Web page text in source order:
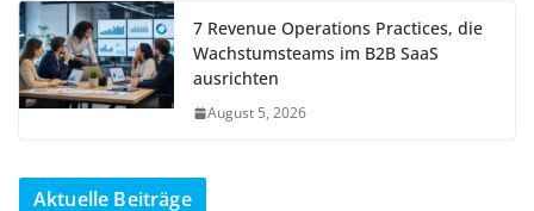
7 Revenue Operations Practices, die
Wachstumsteams im B2B SaaS
ausrichten
August 5, 2026
Aktuelle Beiträge